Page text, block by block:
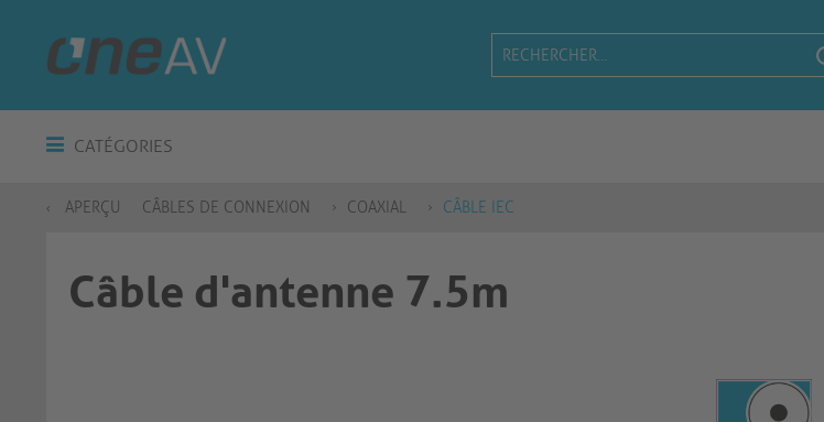
CATÉGORIES
APERÇU CÂBLES DE CONNEXION COAXIAL CÂBLE IEC
Câble d'antenne 7.5m